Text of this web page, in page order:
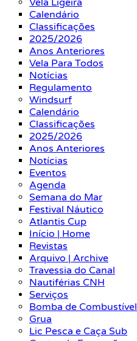
Vela Ligeira
Calendário
Classificações
2025/2026
Anos Anteriores
Vela Para Todos
Notícias
Regulamento
Windsurf
Calendário
Classificações
2025/2026
Anos Anteriores
Notícias
Eventos
Agenda
Semana do Mar
Festival Náutico
Atlantis Cup
Início | Home
Revistas
Arquivo | Archive
Travessia do Canal
Nautiférias CNH
Serviços
Bomba de Combustível
Grua
Lic Pesca e Caça Sub